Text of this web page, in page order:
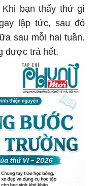
bạn thấy thứ gì
lập tức, sau đó
sau mỗi hai tuần.
được trả hết.